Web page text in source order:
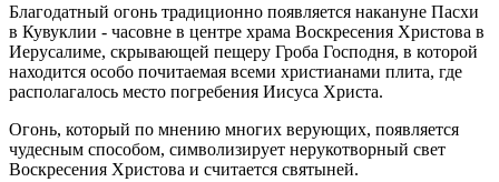
Благодатный огонь традиционно появляется накануне Пасхи
в Кувуклии - часовне в центре храма Воскресения Христова в
Иерусалиме, скрывающей пещеру Гроба Господня, в которой
находится особо почитаемая всеми христианами плита, где
располагалось место погребения Иисуса Христа.
Огонь, который по мнению многих верующих, появляется
чудесным способом, символизирует нерукотворный свет
Воскресения Христова и считается святыней.